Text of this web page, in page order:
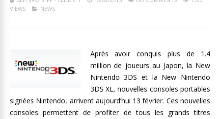
VIEWS
NEWS
Après avoir conquis plus de 1.4
million de joueurs au Japon, la New
Nintendo 3DS et la New Nintendo
3DS XL, nouvelles consoles portables
signées Nintendo, arrivent aujourd’hui 13 février. Ces nouvelles
consoles permettent de profiter de tous les grands titres